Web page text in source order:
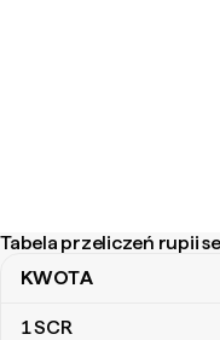
Tabela przeliczeń rupii
Tabela przeliczeń rupii
KWOTA
1SCR